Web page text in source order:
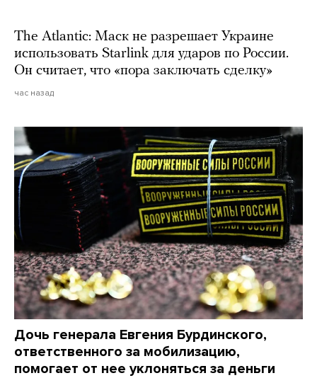
The Atlantic: Маск не разрешает Украине
использовать Starlink для ударов по России.
Он считает, что «пора заключать сделку»
час назад
Дочь генерала Евгения Бурдинского,
ответственного за мобилизацию,
помогает от нее уклоняться за деньги